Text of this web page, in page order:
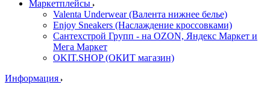
Маркетплейсы
Valenta Underwear (Валента нижнее белье)
Enjoy Sneakers (Наслаждение кроссовками)
Сантехcтрой Групп - на OZON, Яндекс Маркет и
Мега Маркет
OKIT.SHOP (ОКИТ магазин)
Информация